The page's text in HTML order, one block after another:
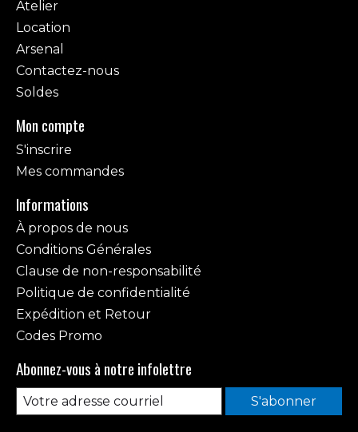
Atelier
Location
Arsenal
Contactez-nous
Soldes
Mon compte
S'inscrire
Mes commandes
Informations
À propos de nous
Conditions Générales
Clause de non-responsabilité
Politique de confidentialité
Expédition et Retour
Codes Promo
Abonnez-vous à notre infolettre
S'abonner